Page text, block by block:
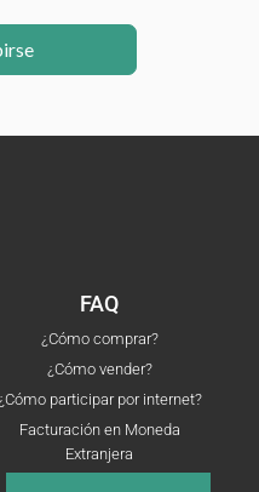
FAQ
¿Cómo comprar?
¿Cómo vender?
¿Cómo participar por internet?
Facturación en Moneda
Extranjera